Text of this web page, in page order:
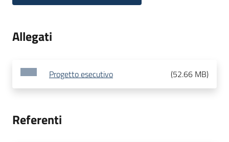
Allegati
Progetto esecutivo (52.66 MB)
Referenti